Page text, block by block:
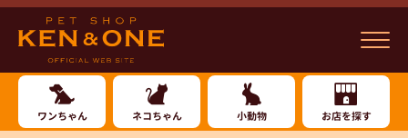
ワンちゃん ネコちゃん 小動物 お店を探す